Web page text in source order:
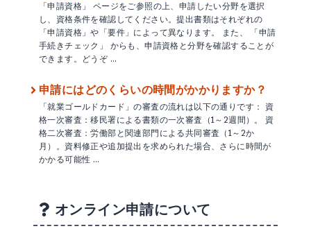
「申請資格」 ページをご参照の上、申請したい分野を選択
し、資格条件を確認してください。提出書類はそれぞれの
「申請資格」や「要件」によって異なります。 また、 「申請
手続きチェック」 からも、申請資格と分野を確認することが
できます。どうぞ …
申請にはどのくらいの時間がかかりますか？
「就業ゴールドカード」の審査の流れは以下の通りです： 資
格一次審査：移民署による書類の一次審査（1～2週間）。 資
格二次審査：労働部と関連部門による共同審査（1～2か
月）。資料修正や追加提出を求められた場合、さらに時間が
かかる可能性 …
オンライン申請について